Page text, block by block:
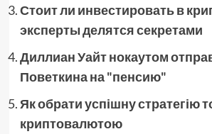
Стоит ли инвестировать в
эксперты делятся секретами
Диллиан Уайт нокаутом
Поветкина на "пенсию"
Як обрати успішну стратегію
криптовалютою